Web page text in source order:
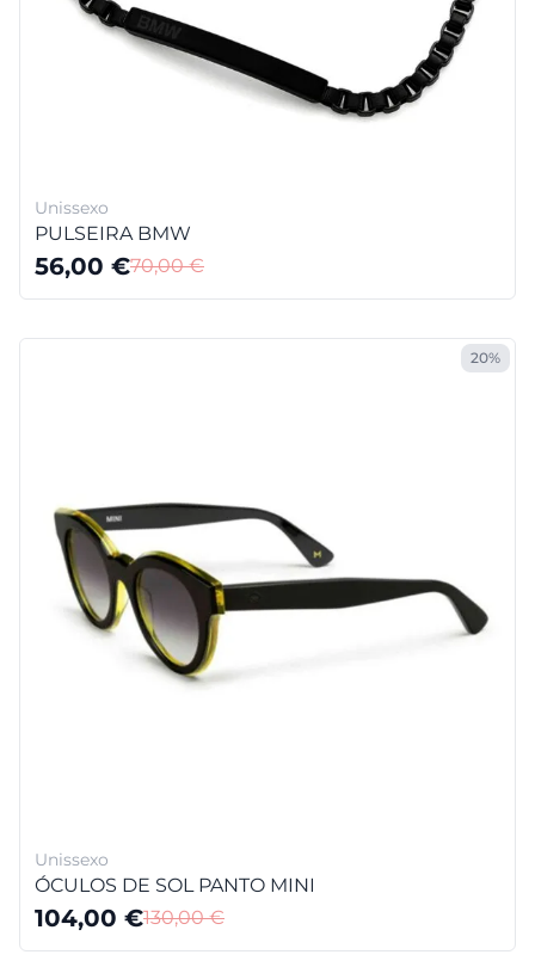
Unissexo
PULSEIRA BMW
56,00 €70,00€
20%
Unissexo
ÓCULOS DE SOL PANTO MINI
104,00 €130,00€